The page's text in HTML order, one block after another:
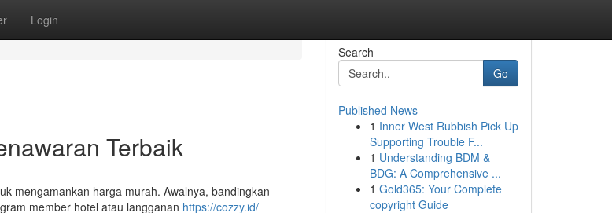
Login
Terbaik
mengamankan harga murah. Awalnya, bandingkan
member hotel atau langganan https://cozzy.id/
Search
Go
Published News
1 Inner West Rubbish Pick Up
Supporting Trouble F...
1 Understanding BDM &
BDG: A Comprehensive ...
1 Gold365: Your Complete
copyright Guide